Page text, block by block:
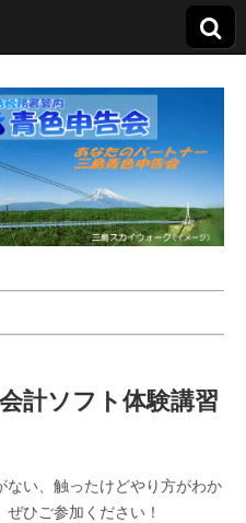
告会
計ソフト体験講習
い、触ったけどやり方がわか
ひご参加ください！